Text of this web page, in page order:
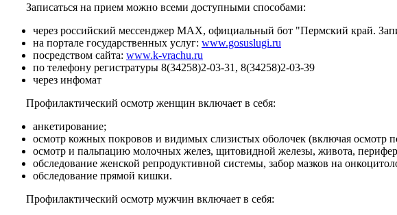
Записаться на прием можно всеми доступными способами:
через российский мессенджер МАХ, официальный бот "Пермский край.
на портале государственных услуг: www.gosuslugi.ru
посредством сайта: www.k-vrachu.ru
по телефону регистратуры 8(34258)2-03-31, 8(34258)2-03-39
через инфомат
Профилактический осмотр женщин включает в себя:
анкетирование;
осмотр кожных покровов и видимых слизистых оболочек (включая осмотр
осмотр и пальпацию молочных желез, щитовидной железы, живота,
обследование женской репродуктивной системы, забор мазков на
обследование прямой кишки.
Профилактический осмотр мужчин включает в себя: